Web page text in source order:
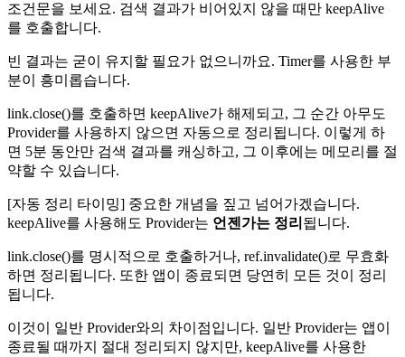
조건문을 보세요. 검색 결과가 비어있지 않을 때만 keepAlive
를 호출합니다.
빈 결과는 굳이 유지할 필요가 없으니까요. Timer를 사용한 부
분이 흥미롭습니다.
link.close()를 호출하면 keepAlive가 해제되고, 그 순간 아무도
Provider를 사용하지 않으면 자동으로 정리됩니다. 이렇게 하
면 5분 동안만 검색 결과를 캐싱하고, 그 이후에는 메모리를 절
약할 수 있습니다.
[자동 정리 타이밍] 중요한 개념을 짚고 넘어가겠습니다.
keepAlive를 사용해도 Provider는 언젠가는 정리 됩니다.
link.close()를 명시적으로 호출하거나, ref.invalidate()로 무효화
하면 정리됩니다. 또한 앱이 종료되면 당연히 모든 것이 정리
됩니다.
이것이 일반 Provider와의 차이점입니다. 일반 Provider는 앱이
종료될 때까지 절대 정리되지 않지만, keepAlive를 사용한